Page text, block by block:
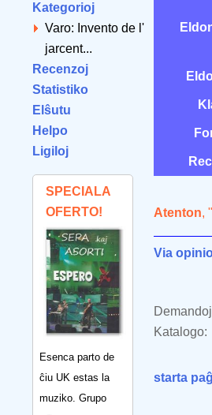
Kategorioj
Varo: Invento de l'
jarcent...
Recenzoj
Statistiko
Elŝutu
Helpo
Ligiloj
SPECIALA
OFERTO!
Esenca parto de
ĉiu UK estas la
muziko. Grupo
Atenton,
Via
Katalogo:
starta